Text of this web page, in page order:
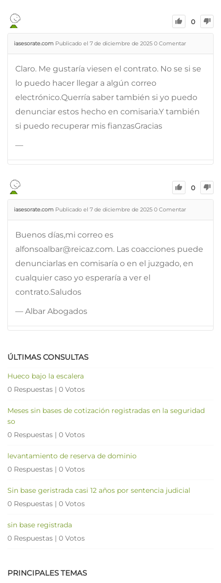
0
iasesorate.com Publicado el 7 de diciembre de 2025 0 Comentar
Claro. Me gustaría viesen el contrato. No se si se
lo puedo hacer llegar a algún correo
electrónico.Querría saber también si yo puedo
denunciar estos hecho en comisaria.Y también
si puedo recuperar mis fianzasGracias
—
0
iasesorate.com Publicado el 7 de diciembre de 2025 0 Comentar
Buenos días,mi correo es
alfonsoalbar@reicaz.com. Las coacciones puede
denunciarlas en comisaría o en el juzgado, en
cualquier caso yo esperaría a ver el
contrato.Saludos
— Albar Abogados
ÚLTIMAS CONSULTAS
Hueco bajo la escalera
0 Respuestas | 0 Votos
Meses sin bases de cotización registradas en la seguridad
so
0 Respuestas | 0 Votos
levantamiento de reserva de dominio
0 Respuestas | 0 Votos
Sin base geristrada casi 12 años por sentencia judicial
0 Respuestas | 0 Votos
sin base registrada
0 Respuestas | 0 Votos
PRINCIPALES TEMAS